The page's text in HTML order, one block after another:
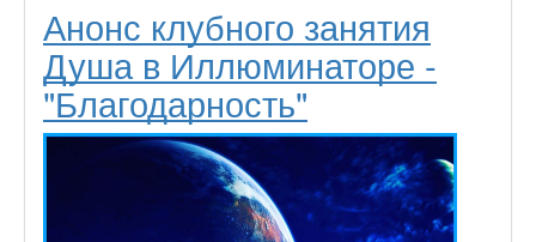
Анонс клубного занятия
Душа в Иллюминаторе -
"Благодарность"